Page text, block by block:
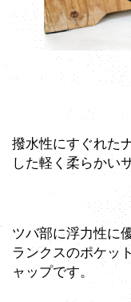
撥水性にすぐれた
した軽く柔らかい
ツバ部に浮力性に
ランクスのポケッ
ャップです。